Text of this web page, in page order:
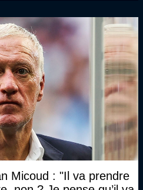
Micoud : "Il va prendre